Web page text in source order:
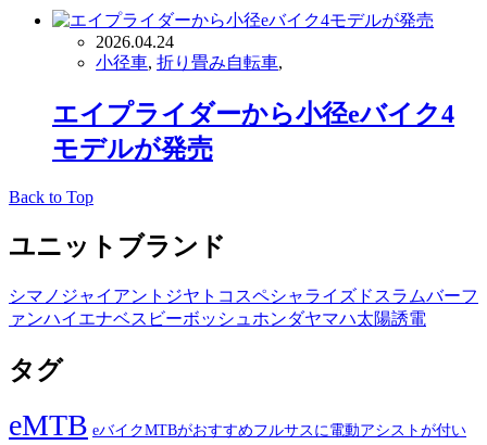
2026.04.24
小径車, 折り畳み自転車,
エイプライダーから小径eバイク4
モデルが発売
Back to Top
ユニットブランド
シマノ ジャイアント ジヤトコ スペシャライズド スラムバーフ
ァンハイエナベスビーボッシュ ホンダヤマハ太陽誘電
タグ
eMTB eバイクMTBがおすすめフルサスに電動アシストが付い